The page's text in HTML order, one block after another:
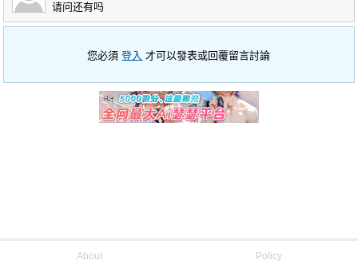
请问还有吗
您必須登入 才可以發表或回覆留言討論
About Policy